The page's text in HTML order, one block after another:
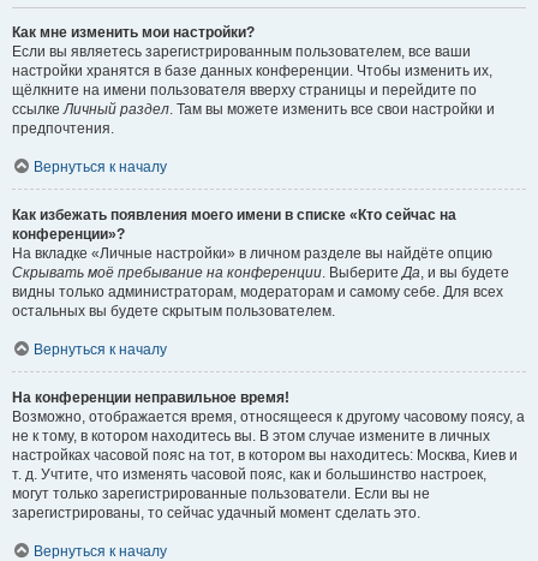
Как мне изменить мои настройки?
Если вы являетесь зарегистрированным пользователем, все ваши
настройки хранятся в базе данных конференции. Чтобы изменить их,
щёлкните на имени пользователя вверху страницы и перейдите по
ссылкеЛичный раздел. Там вы можете изменить все свои настройки и
предпочтения.
Вернуться к началу
Как избежать появления моего имени в списке «Кто сейчас на
конференции»?
На вкладке «Личные настройки» в личном разделе вы найдёте опцию
Скрывать моё пребывание на конференции. ВыберитеДа, и вы будете
видны только администраторам, модераторам и самому себе. Для всех
остальных вы будете скрытым пользователем.
Вернуться к началу
На конференции неправильное время!
Возможно, отображается время, относящееся к другому часовому поясу, а
не к тому, в котором находитесь вы. В этом случае измените в личных
настройках часовой пояс на тот, в котором вы находитесь: Москва, Киев и
т. д. Учтите, что изменять часовой пояс, как и большинство настроек,
могут только зарегистрированные пользователи. Если вы не
зарегистрированы, то сейчас удачный момент сделать это.
Вернуться к началу